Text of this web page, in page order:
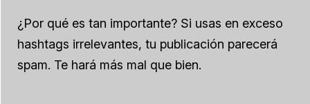
¿Por qué es tan importante? Si usas en exceso
hashtags irrelevantes, tu publicación parecerá
spam. Te hará más mal que bien.